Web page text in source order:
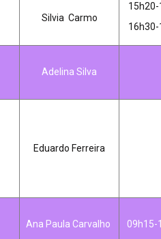
Silvia Carmo
Adelina Silva
Eduardo Ferreira
Ana Paula Carvalho 09h15-